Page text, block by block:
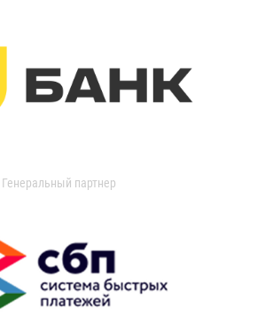
Генеральный партнер